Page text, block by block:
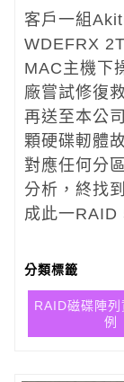
客戶一組
WDEFRX
MAC主機下
廠嘗試修復
再送至本公
顆硬碟軔體
對應任何分
分析，終找
成此一RAID
分類標籤
RAID磁碟陣
例